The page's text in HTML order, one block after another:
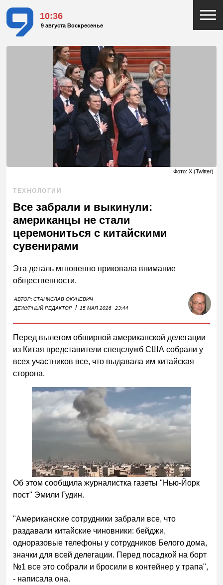
10:36
9 августа Воскресенье
Фото: X (Twitter)
ТЕХНОЛОГИИ
Все забрали и выкинули:
американцы не стали
церемониться с китайскими
сувенирами
Эта деталь мгновенно приковала внимание
общественности.
АВТОР:СТАНИСЛАВ ОКУНЕВИЧ
ДЕЖУРНЫЙ РЕДАКТОР I 15 МАЯ 2026 23:44
Перед вылетом обширной американской делегации
из Китая представители спецслужб США собрали у
всех участников все, что выдавала им китайская
сторона.
Об этом сообщила журналистка газеты "Нью-Йорк
пост" Эмили Гудин.
"Американские сотрудники забрали все, что
раздавали китайские чиновники: бейджи,
одноразовые телефоны у сотрудников Белого дома,
значки для всей делегации. Перед посадкой на борт
№1 все это собрали и бросили в контейнер у трапа",
- написала она.